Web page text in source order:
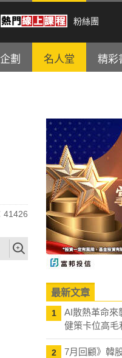
粉絲團
劃 名人堂 精彩
41426
最新文章
1
AI散熱革命來
健策卡位高毛
2
7月回顧》韓